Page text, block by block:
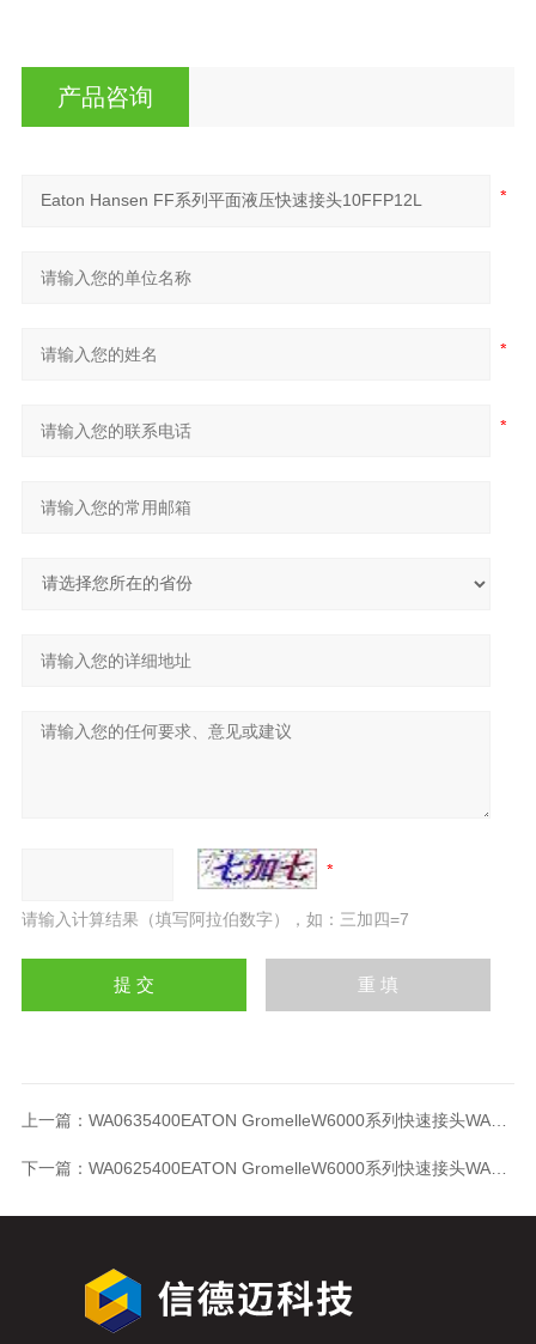
产品咨询
请输入计算结果（填写阿拉伯数字），如：三加四=7
上一篇： WA0635400EATON GromelleW6000系列快速接头WA0635400
下一篇： WA0625400EATON GromelleW6000系列快速接头WA0625400